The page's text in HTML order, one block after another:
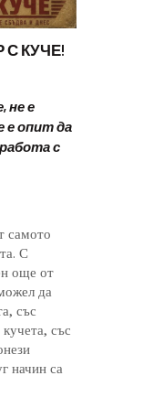
С КУЧЕ!
не е
е опит да
с
самото
С
още от
да
със
със
начин са